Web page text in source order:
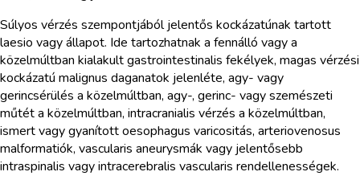
Súlyos vérzés szempontjából jelentős kockázatúnak tartott
laesio vagy állapot. Ide tartozhatnak a fennálló vagy a
közelmúltban kialakult gastrointestinalis fekélyek, magas vérzési
kockázatú malignus daganatok jelenléte, agy- vagy
gerincsérülés a közelmúltban, agy-, gerinc- vagy szemészeti
műtét a közelmúltban, intracranialis vérzés a közelmúltban,
ismert vagy gyanított oesophagus varicositás, arteriovenosus
malformatiók, vascularis aneurysmák vagy jelentősebb
intraspinalis vagy intracerebralis vascularis rendellenességek.